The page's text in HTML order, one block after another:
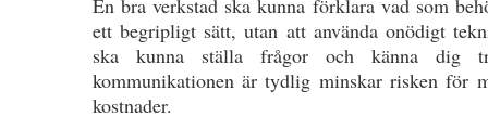
ett begripligt sätt, utan att använda onödigt
ska kunna ställa frågor och känna dig
kommunikationen är tydlig minskar risken för
kostnader.